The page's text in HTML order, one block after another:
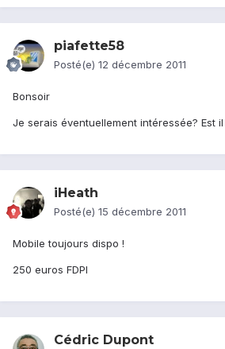
piafette58
Posté(e) 12 décembre 2011
Bonsoir
Je serais éventuellement intéressée? Est
iHeath
Posté(e) 15 décembre 2011
Mobile toujours dispo !
250 euros FDPI
Cédric Dupont